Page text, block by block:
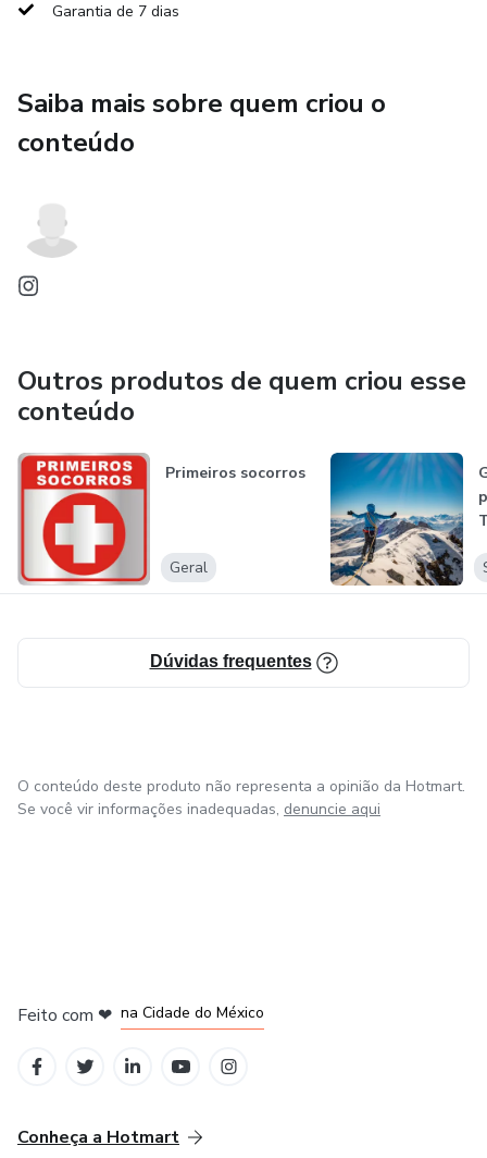
Garantia de 7 dias
Saiba mais sobre quem criou o
conteúdo
Outros produtos de quem criou esse
conteúdo
Primeiros socorros
Geral
Dúvidas frequentes
O conteúdo deste produto não representa a opinião da Hotmart.
Se você vir informações inadequadas, denuncie aqui
Feito com ❤ na Cidade do México
Conheça a Hotmart